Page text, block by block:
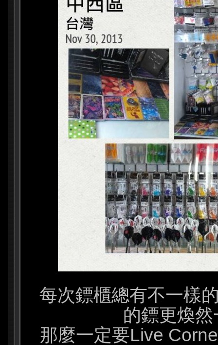
每次鏢櫃總有不一樣
的鏢更煥
那麼一定要Live